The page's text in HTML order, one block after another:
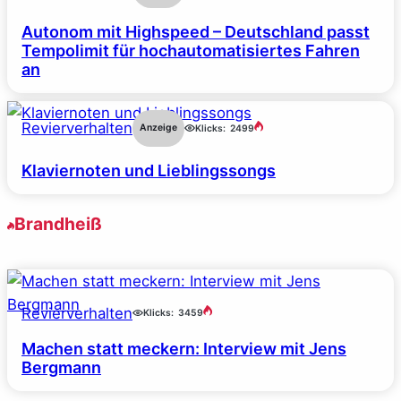
Autonom mit Highspeed – Deutschland passt
Tempolimit für hochautomatisiertes Fahren
an
Revierverhalten Anzeige Klicks: 2499
Klaviernoten und Lieblingssongs
Brandheiß
Revierverhalten Klicks: 3459
Machen statt meckern: Interview mit Jens
Bergmann